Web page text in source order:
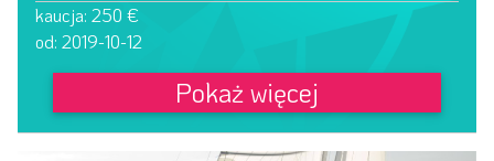
kaucja: 250 €
od: 2019-10-12
Pokaż więcej